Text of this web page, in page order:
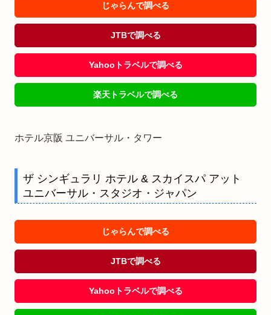
じゃらんで調べる
JTBで調べる
Yahooトラベルで調べる
楽天トラベルで調べる
ホテル京阪 ユニバーサル・タワー
ザ シンギュラリ ホテル & スカイスパ アット
ユニバーサル・スタジオ・ジャパン
じゃらんで調べる
JTBで調べる
Yahooトラベルで調べる